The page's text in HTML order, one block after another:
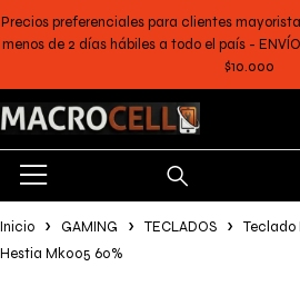
Precios preferenciales para clientes
menos de 2 días hábiles a todo el país -
$10.000
Inicio GAMING TECLADOS
Teclado
Hestia Mk005 60%